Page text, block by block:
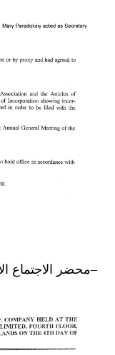
محضر الاجتماع